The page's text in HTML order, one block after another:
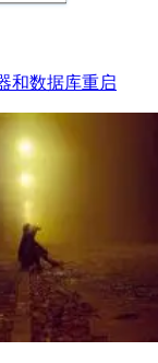
和数据库重启